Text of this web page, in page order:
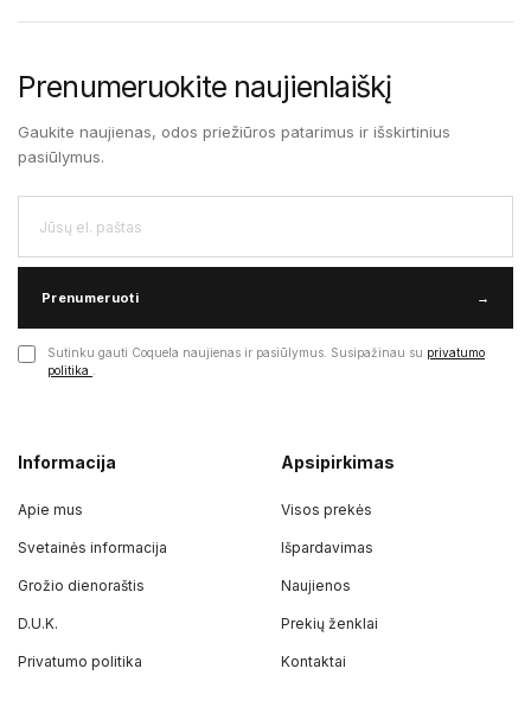
Prenumeruokite naujienlaiškį
Gaukite naujienas, odos priežiūros patarimus ir išskirtinius
pasiūlymus.
Prenumeruoti →
Sutinku gauti Coquela naujienas ir pasiūlymus. Susipažinau su privatumo
politika
Informacija
Apie mus
Svetainės informacija
Grožio dienoraštis
D.U.K.
Privatumo politika
Apsipirkimas
Visos prekės
Išpardavimas
Naujienos
Prekių ženklai
Kontaktai